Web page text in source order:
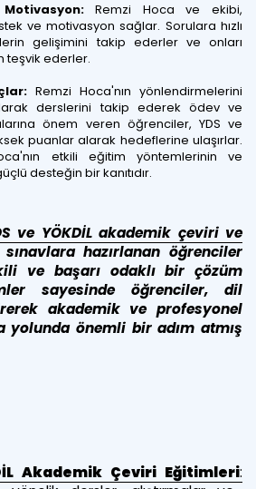
Remzi Hoca ve ekibi,
ve motivasyon sağlar. Sorulara hızlı
gelişimini takip ederler ve onları
teşvik ederler.
Remzi Hoca'nın yönlendirmelerini
derslerini takip ederek ödev ve
önem veren öğrenciler, YDS ve
puanlar alarak hedeflerine ulaşırlar.
etkili eğitim yöntemlerinin ve
desteğin bir kanıtıdır.
ve YÖKDİL akademik çeviri ve
hazırlanan öğrenciler
ve başarı odaklı bir çözüm
sayesinde öğrenciler, dil
akademik ve profesyonel
yolunda önemli bir adım atmış
Akademik Çeviri Eğitimleri: